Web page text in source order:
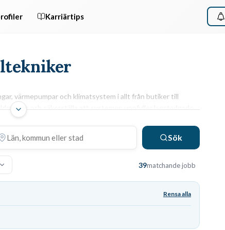
Karriärtips
värmepumpar och klimatsystem i allt från butiker till
och säkerställa att systemen uppfyller lagstadgade
ARBETSUPPGIFTER & KRAV
Dagarna består av att utföra läckagekontroller, byta ut
driftsätta nya anläggningar. För att arbeta som
kyltekniker krävs en gymnasial utbildning inom kyl- och
köldmediecertifikatför
att få hantera köldmedier lagligt.
Sök
39matchande jobb
Rensa alla